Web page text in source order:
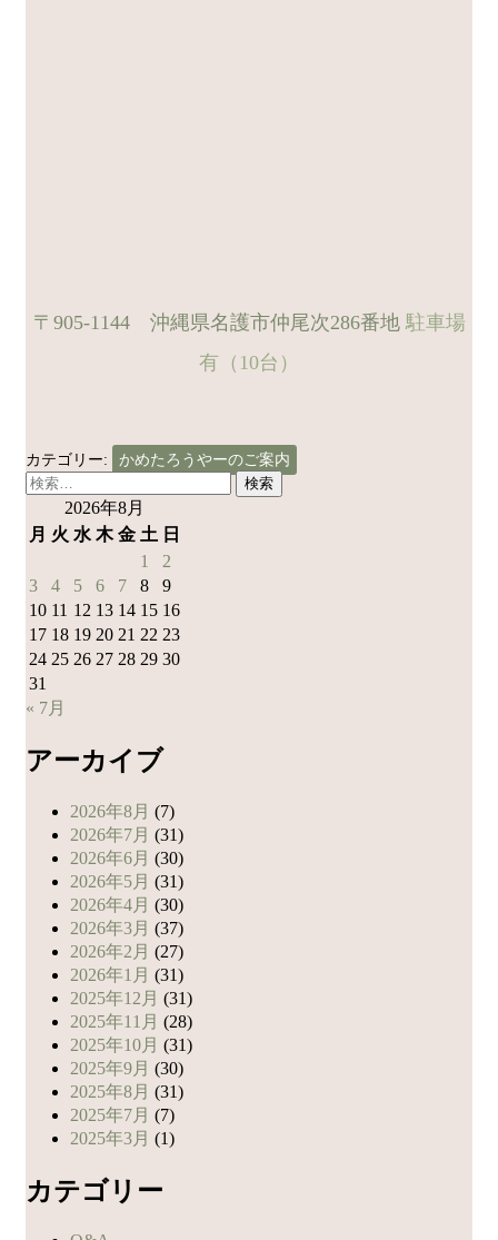
〒905-1144 沖縄県名護市仲尾次286番地駐車場
有（10台）
カテゴリー: かめたろうやーのご案内
検
2026年8月
月 火 水 木 金 土 日
1
2
3
4 5 6 7 8
9
10 11 12 13 14 15 16
17 18 19 20 21 22 23
24 25 26 27 28 29 30
31
« 7月
アーカイブ
2026年8月 (7)
2026年7月 (31)
2026年6月 (30)
2026年5月 (31)
2026年4月 (30)
2026年3月 (37)
2026年2月 (27)
2026年1月 (31)
2025年12月 (31)
2025年11月 (28)
2025年10月 (31)
2025年9月 (30)
2025年8月 (31)
2025年7月 (7)
2025年3月 (1)
カテゴリー